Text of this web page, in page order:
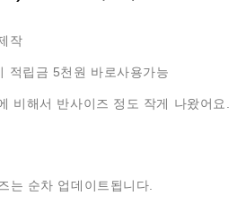
작
적립금 5천원 바로사용가능
비해서 반사이즈 정도 작게 나왔어요.
는 순차 업데이트됩니다.